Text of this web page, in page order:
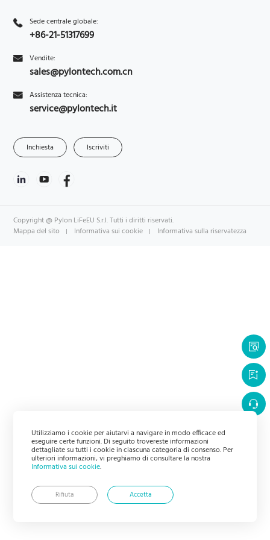
Utilizziamo i cookie per aiutarvi a navigare in modo efficace ed
eseguire certe funzioni. Di seguito trovereste informazioni
dettagliate su tutti i cookie in ciascuna categoria di consenso. Per
ulteriori informazioni, vi preghiamo di consultare la nostra
Informativa sui cookie.
Accetta
Rifiuta
Sede centrale globale:
+86-21-51317699
Vendite:
sales@pylontech.com.cn
Assistenza tecnica:
service@pylontech.it
Inchiesta Iscriviti
Copyright @ Pylon LiFeEU S.r.l. Tutti i diritti riservati.
Mappa del sito
Informativa sui cookie Informativa sulla riservatezza